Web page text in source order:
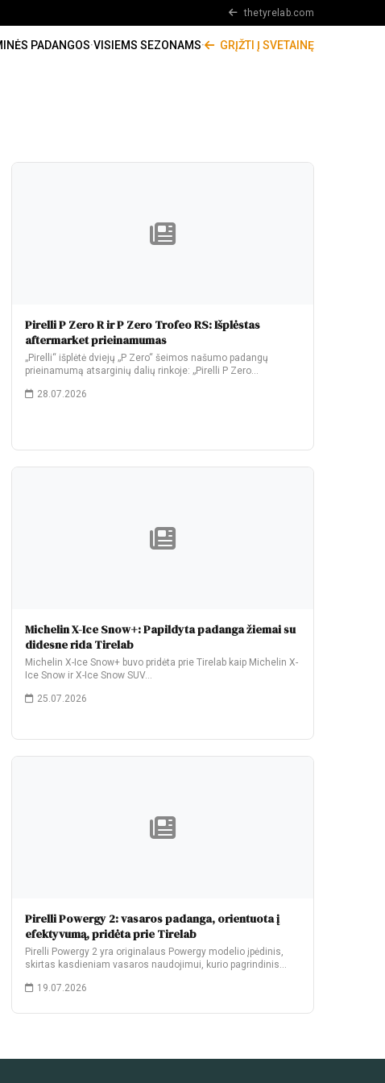
thetyrelab.com
PADANGOS·VISIEMS SEZONAMS· GRĮŽTI Į SVETAINĘ
Pirelli P Zero R ir P Zero Trofeo RS: Išplėstas
aftermarket prieinamumas
„Pirelli“ išplėtė dviejų „P Zero“ šeimos našumo padangų
prieinamumą atsarginių dalių rinkoje: „Pirelli P Zero…
28.07.2026
Michelin X-Ice Snow+: Papildyta padanga žiemai su
didesne rida Tirelab
Michelin X-Ice Snow+ buvo pridėta prie Tirelab kaip Michelin X-
Ice Snow ir X-Ice Snow SUV…
25.07.2026
Pirelli Powergy 2: vasaros padanga, orientuota į
efektyvumą, pridėta prie Tirelab
Pirelli Powergy 2 yra originalaus Powergy modelio įpėdinis,
skirtas kasdieniam vasaros naudojimui, kurio pagrindinis
19.07.2026